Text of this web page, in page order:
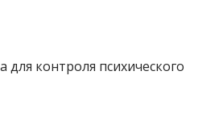
для контроля психического